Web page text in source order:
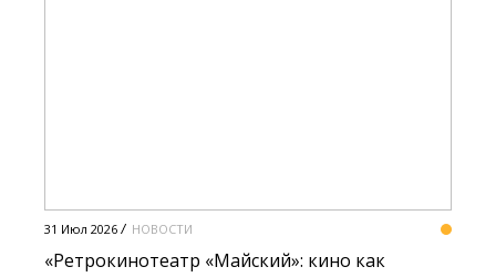
31 Июл 2026 НОВОСТИ
«Ретрокинотеатр «Майский»: кино как